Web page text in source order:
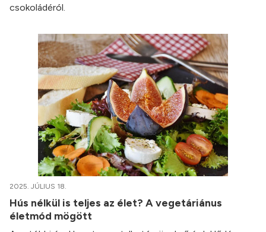
csokoládéról.
2025. JÚLIUS 18.
Hús nélkül is teljes az élet? A vegetáriánus
életmód mögött